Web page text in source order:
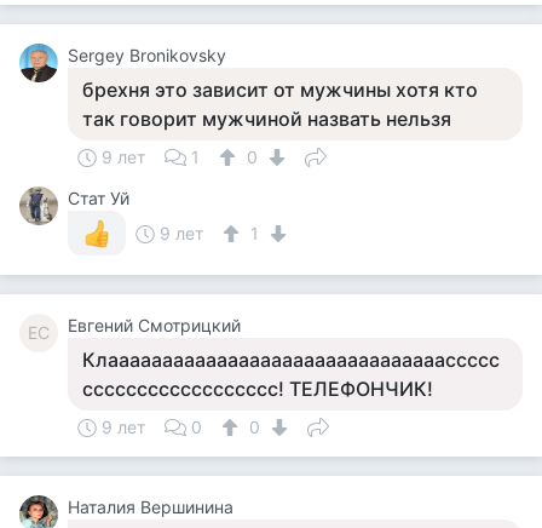
Sergey Bronikovsky
брехня это зависит от мужчины хотя кто
так говорит мужчиной назвать нельзя
9 лет 1
0
Стат Уй
9 лет
1
ЕС Евгений Смотрицкий
Клааааааааааааааааааааааааааааааассссс
сссссссссссссссссс! ТЕЛЕФОНЧИК!
9 лет 0 0
Наталия Вершинина